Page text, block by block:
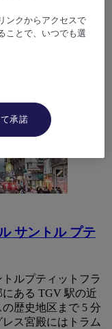
サントル プテ
ルプティットフラ
ある TGV 駅の近
歴史地区まで 5 分
ス宮殿にはトラム
ンクからアクセスで
ことで、いつでも選
承諾